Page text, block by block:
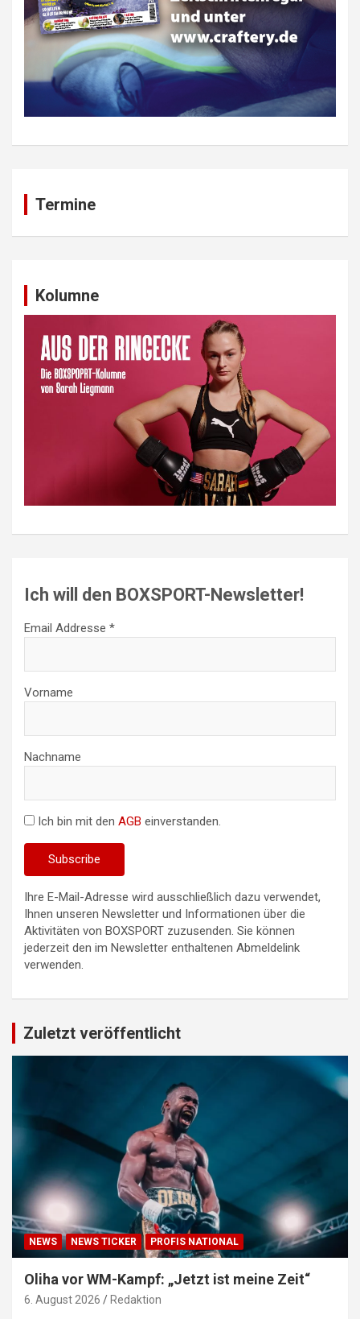
Termine
Kolumne
Ich will den BOXSPORT-Newsletter!
Email Addresse *
Vorname
Nachname
Ich bin mit den AGB einverstanden.
Ihre E-Mail-Adresse wird ausschließlich dazu verwendet,
Ihnen unseren Newsletter und Informationen über die
Aktivitäten von BOXSPORT zuzusenden. Sie können
jederzeit den im Newsletter enthaltenen Abmeldelink
verwenden.
Zuletzt veröffentlicht
NEWS NEWS TICKER PROFIS NATIONAL
Oliha vor WM-Kampf: „Jetzt ist meine Zeit“
6. August 2026 Redaktion